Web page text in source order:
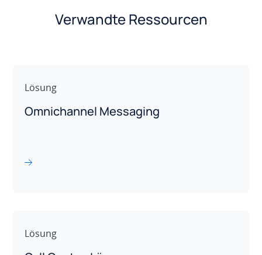
Verwandte Ressourcen
Lösung
Omnichannel Messaging
Lösung